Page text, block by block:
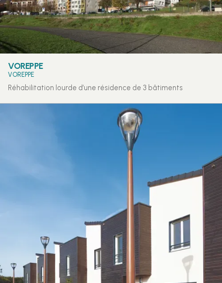
VOREPPE
VOREPPE
Réhabilitation lourde d’une résidence de 3 bâtiments